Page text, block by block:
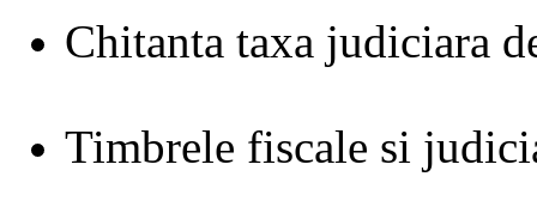
Chitanta taxa judiciara
Timbrele fiscale si